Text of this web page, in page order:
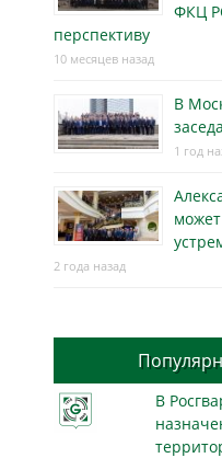
ФКЦ
перспективу
10 месяцев назад
В
1 год
2 года назад
В